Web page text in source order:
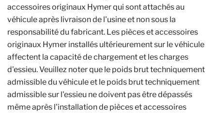
accessoires originaux Hymer qui sont attachés au
véhicule après livraison de l'usine et non sous la
responsabilité du fabricant. Les pièces et accessoires
originaux Hymer installés ultérieurement sur le véhicule
affectent la capacité de chargement et les charges
d'essieu. Veuillez noter que le poids brut techniquement
admissible du véhicule et le poids brut techniquement
admissible sur l'essieu ne doivent pas être dépassés
même après l'installation de pièces et accessoires